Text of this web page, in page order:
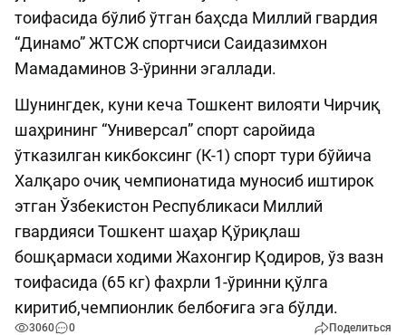
тоифасида бўлиб ўтган баҳсда Миллий гвардия
“Динамо” ЖТСЖ спортчиси Саидазимхон
Мамадаминов 3-ўринни эгаллади.
Шунингдек, куни кеча Тошкент вилояти Чирчиқ
шаҳрининг “Универсал” спорт саройида
ўтказилган кикбоксинг (К-1) спорт тури бўйича
Халқаро очиқ чемпионатида муносиб иштирок
этган Ўзбекистон Республикаси Миллий
гвардияси Тошкент шаҳар Қўриқлаш
бошқармаси ходими Жахонгир Қодиров, ўз вазн
тоифасида (65 кг) фахрли 1-ўринни қўлга
киритиб,чемпионлик белбоғига эга бўлди.
3060 0 Поделиться